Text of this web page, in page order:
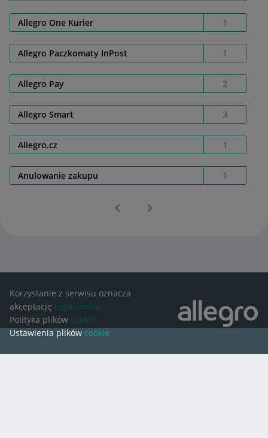
Allegro One Kurier 1
Allegro Paczkomaty InPost 1
Allegro Pay 2
Allegro Smart 3
Allegro.cz 1
Anulowanie zakupu 1
Korzystanie z serwisu oznacza
akceptację regulaminu
Polityka plików cookie
Ustawienia plików cookie